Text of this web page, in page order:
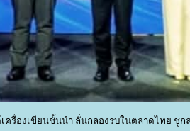
ครื่องเขียนชั้นนำ ลั่นกลองรบในตลาดไทย ชูก